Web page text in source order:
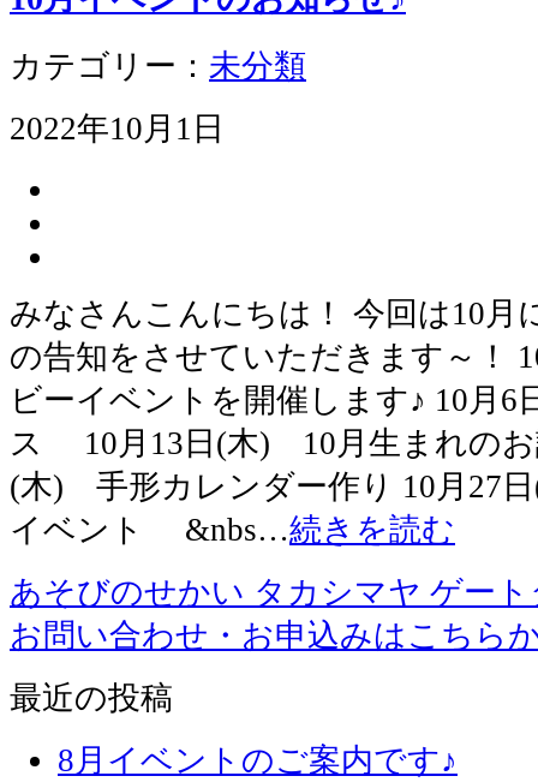
カテゴリー： 未分類
2022年10月1日
みなさんこんにちは！ 今回は10月
の告知をさせていただきます～！
ビーイベントを開催します♪ 10月
ス 10月13日(木) 10月生まれの
(木) 手形カレンダー作り 10月27
イベント &nbs…続きを読む
あそびのせかい タカシマヤ ゲー
お問い合わせ・お申込みはこちら
最近の投稿
8月イベントのご案内です♪